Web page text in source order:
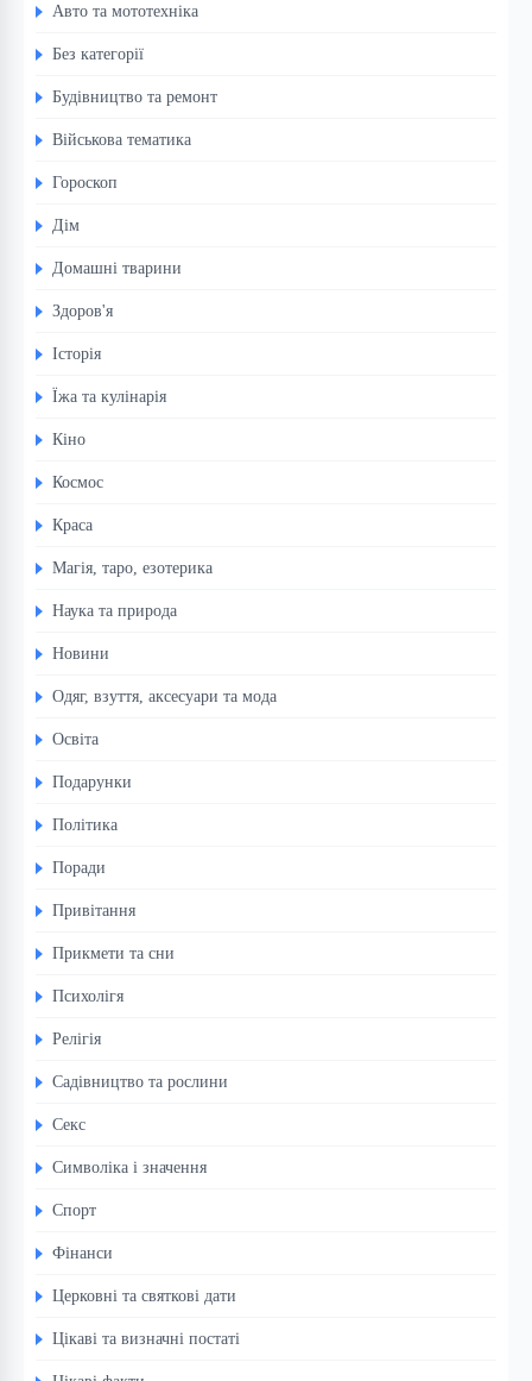
Авто та мототехніка
Без категорії
Будівництво та ремонт
Військова тематика
Гороскоп
Дім
Домашні тварини
Здоров'я
Історія
Їжа та кулінарія
Кіно
Космос
Краса
Магія, таро, езотерика
Наука та природа
Новини
Одяг, взуття, аксесуари та мода
Освіта
Подарунки
Політика
Поради
Привітання
Прикмети та сни
Психолігя
Релігія
Садівництво та рослини
Секс
Символіка і значення
Спорт
Фінанси
Церковні та святкові дати
Цікаві та визначні постаті